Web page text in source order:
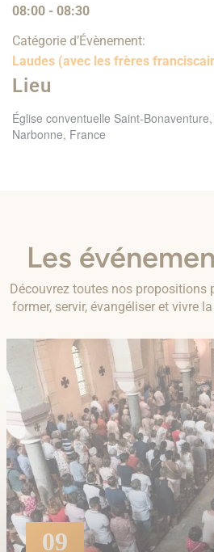
08:00 - 08:30
Catégorie d’Évènement:
Laudes (avec les frères
Lieu
Église conventuelle Saint-
Narbonne, France
Les
Découvrez toutes nos propositions
former, servir, évangéliser et vivre
09